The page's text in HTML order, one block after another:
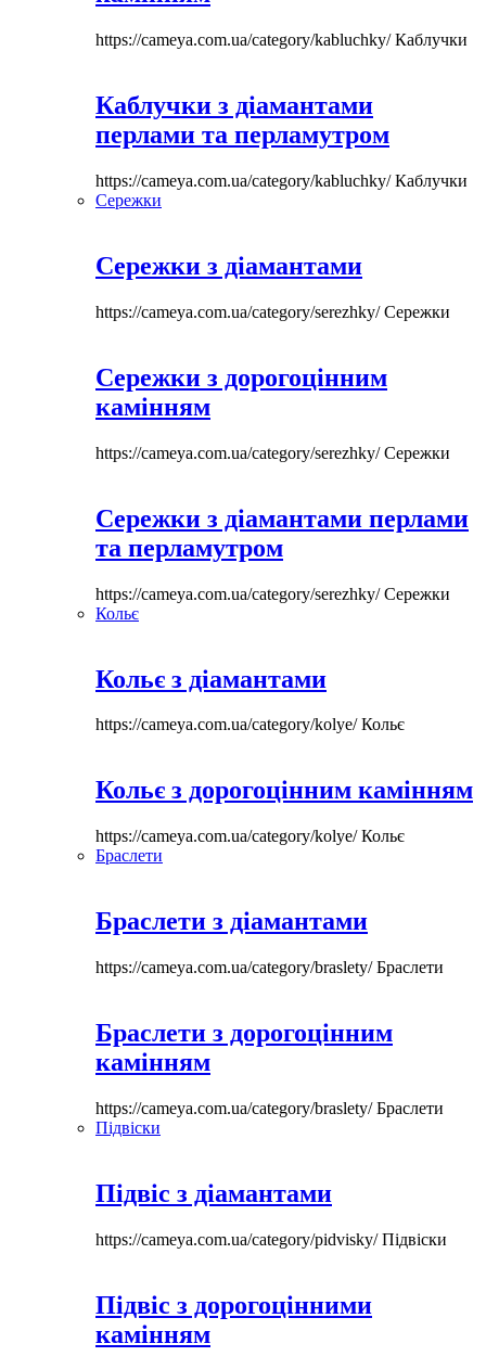
https://cameya.com.ua/category/kabluchky/Каблучки
Каблучки з діамантами
перлами та перламутром
https://cameya.com.ua/category/kabluchky/Каблучки
Сережки
Сережки з діамантами
https://cameya.com.ua/category/serezhky/Сережки
Сережки з дорогоцінним
камінням
https://cameya.com.ua/category/serezhky/Сережки
Сережки з діамантами перлами
та перламутром
https://cameya.com.ua/category/serezhky/Сережки
Кольє
Кольє з діамантами
https://cameya.com.ua/category/kolye/Кольє
Кольє з дорогоцінним камінням
https://cameya.com.ua/category/kolye/Кольє
Браслети
Браслети з діамантами
https://cameya.com.ua/category/braslety/Браслети
Браслети з дорогоцінним
камінням
https://cameya.com.ua/category/braslety/Браслети
Підвіски
Підвіс з діамантами
https://cameya.com.ua/category/pidvisky/Підвіски
Підвіс з дорогоцінними
камінням